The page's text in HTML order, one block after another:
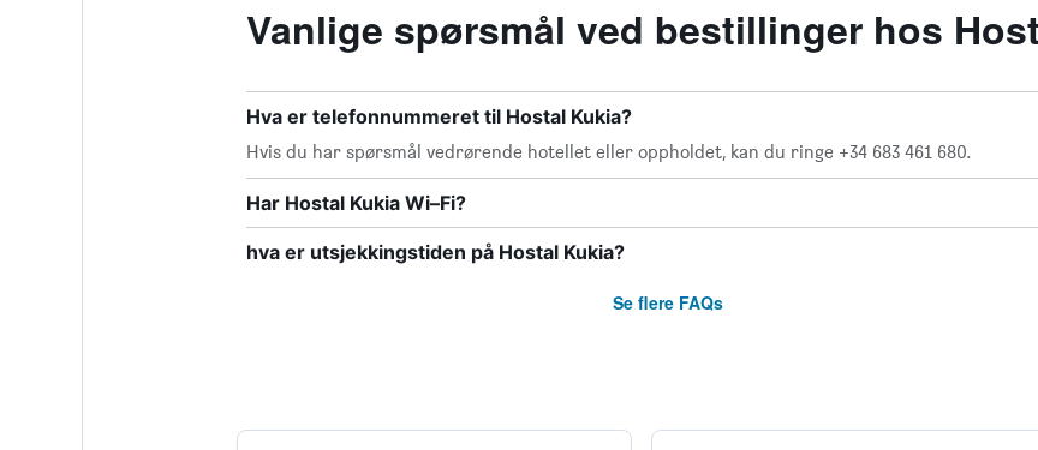
Vanlige spørsmål ved bestillinger hos
Hva er telefonnummeret til Hostal Kukia?
Hvis du har spørsmål vedrørende hotellet eller oppholdet, kan du ringe +34 683 461 680.
Har Hostal Kukia Wi–Fi?
hva er utsjekkingstiden på Hostal Kukia?
Se flere FAQs